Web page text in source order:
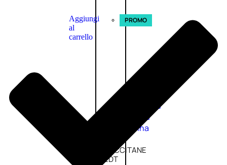
Aggiungi
al
carrello
PROMO
Fragranze
Nature
Donna
L’OCCITANE
EDT